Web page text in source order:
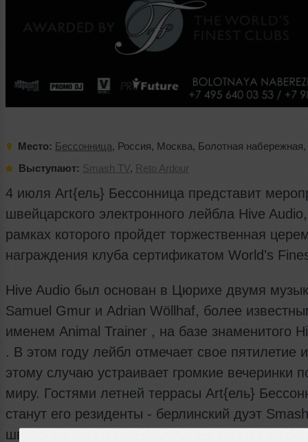
Место: Бессонница, Россия, Москва, Болотная набережная,
Выступают: Smash TV, Reto Ardour
4 июля Art{ель} Бессонница представит
швейцарского электронного лейбла Hive
рамках которого пройдет торжественная
награждения клуба сертификатом World's
Hive Audio был основан в Цюрихе двумя
Samuel Gmur и Adrian Wöllhaf, более
именем Animal Trainer , на базе знаменитого
. В этом году лейбл отмечает свое пятилетие
этому случаю устраивает громкие вечеринки
миру. Гостями летней террасы Art{ель}
станут его резиденты - берлинский дуэт
швейцарец Reto Ardour.